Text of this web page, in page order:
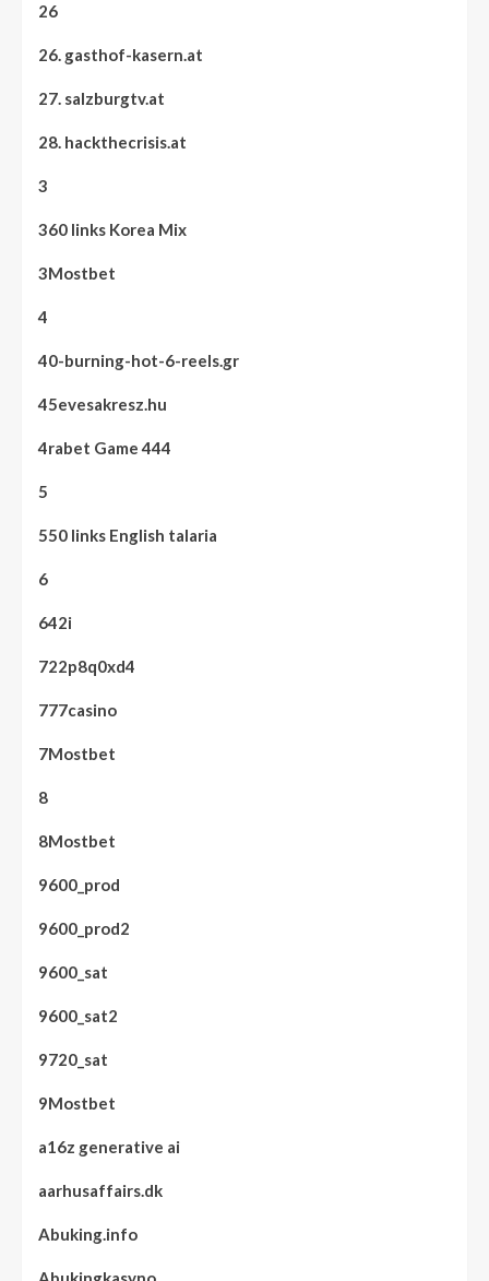
26
26. gasthof-kasern.at
27. salzburgtv.at
28. hackthecrisis.at
3
360 links Korea Mix
3Mostbet
4
40-burning-hot-6-reels.gr
45evesakresz.hu
4rabet Game 444
5
550 links English talaria
6
642i
722p8q0xd4
777casino
7Mostbet
8
8Mostbet
9600_prod
9600_prod2
9600_sat
9600_sat2
9720_sat
9Mostbet
a16z generative ai
aarhusaffairs.dk
Abuking.info